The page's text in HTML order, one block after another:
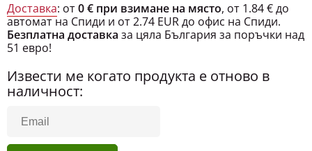
Доставка: от0 € при взимане на място, от 1.84 € до
автомат на Спиди и от 2.74 EUR до офис на Спиди.
Безплатна доставка за цяла България за поръчки над
51 евро!
Извести ме когато продукта е отново в
наличност: